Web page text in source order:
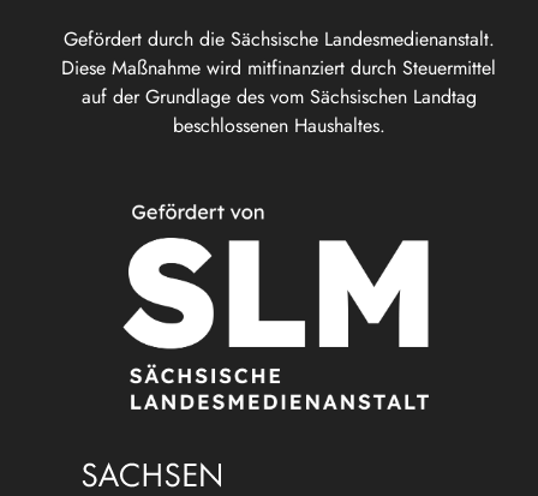
Gefördert durch die Sächsische Landesmedienanstalt.
Diese Maßnahme wird mitfinanziert durch Steuermittel
auf der Grundlage des vom Sächsischen Landtag
beschlossenen Haushaltes.